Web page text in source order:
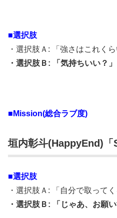
■選択肢
・選択肢Ａ: 「強さはこれくら
・選択肢Ｂ: 「気持ちいい？
■Mission(総合ラブ度)
垣内彰斗(HappyEnd)「
■選択肢
・選択肢Ａ: 「自分で取ってく
・選択肢Ｂ: 「じゃあ、お願